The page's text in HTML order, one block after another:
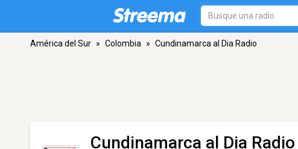
América del Sur » Colombia » Cundinamarca al Dia Radio
Cundinamarca al Dia Radio